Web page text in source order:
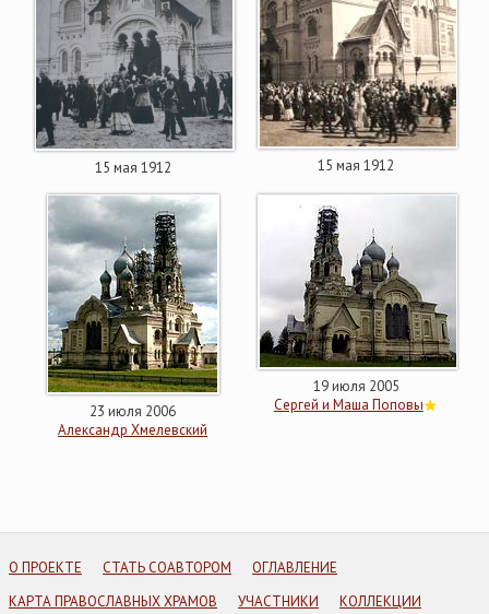
15 мая 1912 15 мая 1912
23 июля 2006
Александр Хмелевский
19 июля 2005
Сергей и Маша Поповы
О ПРОЕКТЕ СТАТЬ СОАВТОРОМ
ОГЛАВЛЕНИЕ
КАРТА ПРАВОСЛАВНЫХ ХРАМОВ
УЧАСТНИКИ КОЛЛЕКЦИИ